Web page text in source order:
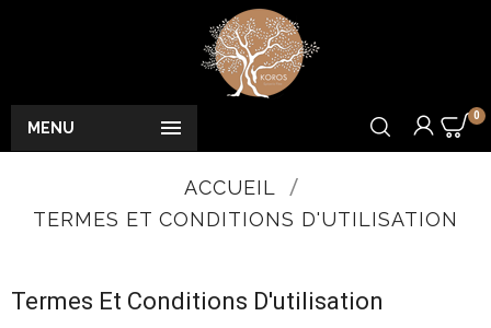

MENU
0
ACCUEIL
TERMES ET CONDITIONS D'UTILISATION
Termes Et Conditions D'utilisation